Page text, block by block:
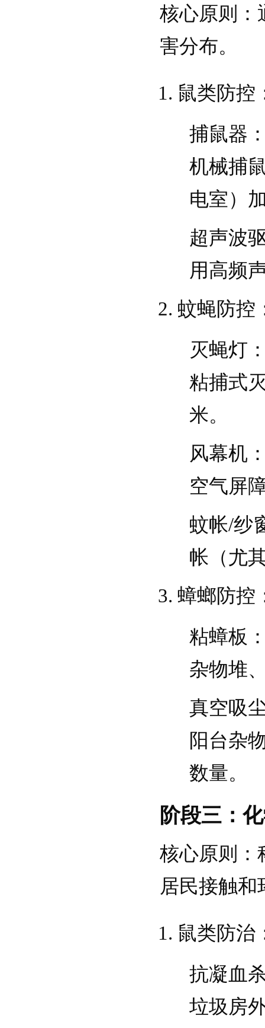
核心原则
害分布。
鼠类防控
捕鼠器
机械捕
电室）
超声波
用高频
蚊蝇防控
灭蝇灯
粘捕式
米。
风幕机
空气屏
蚊帐/纱
帐（尤
蟑螂防控
粘蟑板
杂物堆
真空吸
阳台杂
数量。
阶段三：
核心原则
居民接触和
鼠类防治
抗凝血
垃圾房